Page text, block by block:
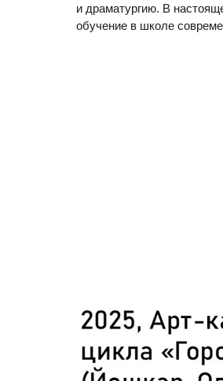
и драматургию. В
обучение в школе